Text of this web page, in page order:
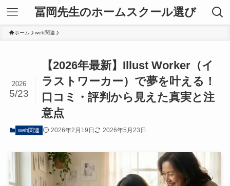
冨岡先生のホームスクール選び
ホーム web関連
【2026年最新】Illust Worker（イ
ラストワーカー）で夢を叶える！
口コミ・評判から見えた真実と注
意点
2026
5/23
web関連 2026年2月19日 2026年5月23日